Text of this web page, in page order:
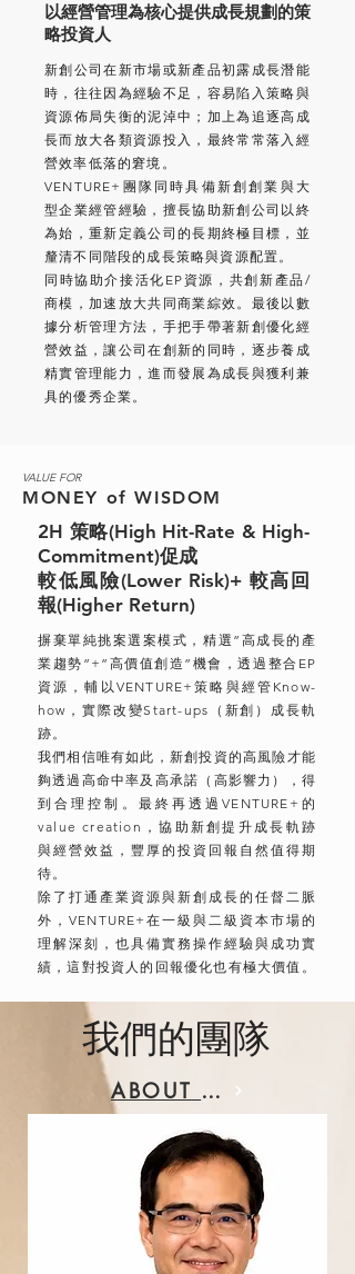
以經營管理為核心提供成長規劃的策
略投資人
新創公司在新市場或新產品初露成長潛能
時，往往因為經驗不足，容易陷入策略與
資源佈局失衡的泥淖中；加上為追逐高成
長而放大各類資源投入，最終常常落入經
營效率低落的窘境。
VENTURE+團隊同時具備新創創業與大
型企業經管經驗，擅長協助新創公司以終
為始，重新定義公司的長期終極目標，並
釐清不同階段的成長策略與資源配置。
同時協助介接活化EP資源，共創新產品/
商模，加速放大共同商業綜效。最後以數
據分析管理方法，手把手帶著新創優化經
營效益，讓公司在創新的同時，逐步養成
精實管理能力，進而發展為成長與獲利兼
具的優秀企業。
VALUE FOR
MONEY ofWISDOM
2H 策略(High Hit-Rate & High-
Commitment)促成
較低風險(Lower Risk)+ 較高回
報(Higher Return)
摒棄單純挑案選案模式，精選”高成長的產
業趨勢”+”高價值創造”機會，透過整合EP
資源，輔以VENTURE+策略與經管Know-
how，實際改變Start-ups（新創）成長軌
跡。
我們相信唯有如此，新創投資的高風險才能
夠透過高命中率及高承諾（高影響力），得
到合理控制。最終再透過VENTURE+的
value creation，協助新創提升成長軌跡
與經營效益，豐厚的投資回報自然值得期
待。
除了打通產業資源與新創成長的任督二脈
外，VENTURE+在一級與二級資本市場的
理解深刻，也具備實務操作經驗與成功實
績，這對投資人的回報優化也有極大價值。
我們的團隊
ABOUT US >